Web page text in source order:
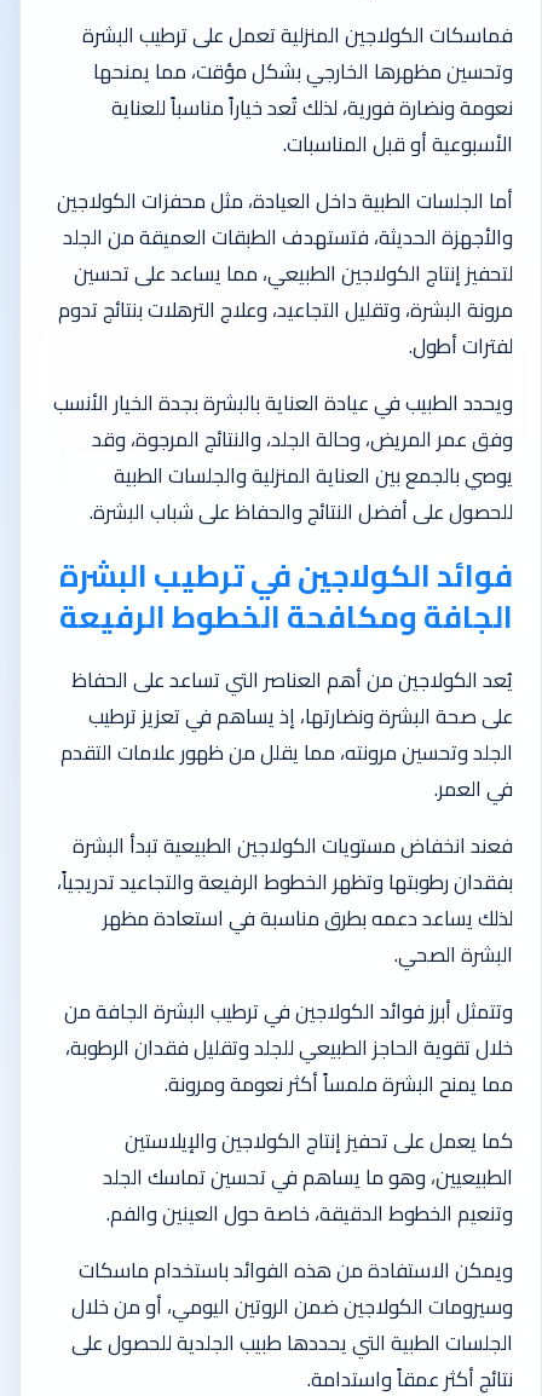
فماسكات الكولاجين المنزلية تعمل على ترطيب البشرة
وتحسين مظهرها الخارجي بشكل مؤقت، مما يمنحها
نعومة ونضارة فورية، لذلك تُعد خياراً مناسباً للعناية
الأسبوعية أو قبل المناسبات.
أما الجلسات الطبية داخل العيادة، مثل محفزات الكولاجين
والأجهزة الحديثة، فتستهدف الطبقات العميقة من الجلد
لتحفيز إنتاج الكولاجين الطبيعي، مما يساعد على تحسين
مرونة البشرة، وتقليل التجاعيد، وعلاج الترهلات بنتائج تدوم
لفترات أطول.
ويحدد الطبيب في عيادة العناية بالبشرة بجدة الخيار الأنسب
وفق عمر المريض، وحالة الجلد، والنتائج المرجوة، وقد
يوصي بالجمع بين العناية المنزلية والجلسات الطبية
للحصول على أفضل النتائج والحفاظ على شباب البشرة.
فوائد الكولاجين في ترطيب البشرة
الجافة ومكافحة الخطوط الرفيعة
يُعد الكولاجين من أهم العناصر التي تساعد على الحفاظ
على صحة البشرة ونضارتها، إذ يساهم في تعزيز ترطيب
الجلد وتحسين مرونته، مما يقلل من ظهور علامات التقدم
في العمر.
فعند انخفاض مستويات الكولاجين الطبيعية تبدأ البشرة
بفقدان رطوبتها وتظهر الخطوط الرفيعة والتجاعيد تدريجياً،
لذلك يساعد دعمه بطرق مناسبة في استعادة مظهر
البشرة الصحي.
وتتمثل أبرز فوائد الكولاجين في ترطيب البشرة الجافة من
خلال تقوية الحاجز الطبيعي للجلد وتقليل فقدان الرطوبة،
مما يمنح البشرة ملمساً أكثر نعومة ومرونة.
كما يعمل على تحفيز إنتاج الكولاجين والإيلاستين
الطبيعيين، وهو ما يساهم في تحسين تماسك الجلد
وتنعيم الخطوط الدقيقة، خاصة حول العينين والفم.
ويمكن الاستفادة من هذه الفوائد باستخدام ماسكات
وسيرومات الكولاجين ضمن الروتين اليومي، أو من خلال
الجلسات الطبية التي يحددها طبيب الجلدية للحصول على
نتائج أكثر عمقاً واستدامة.